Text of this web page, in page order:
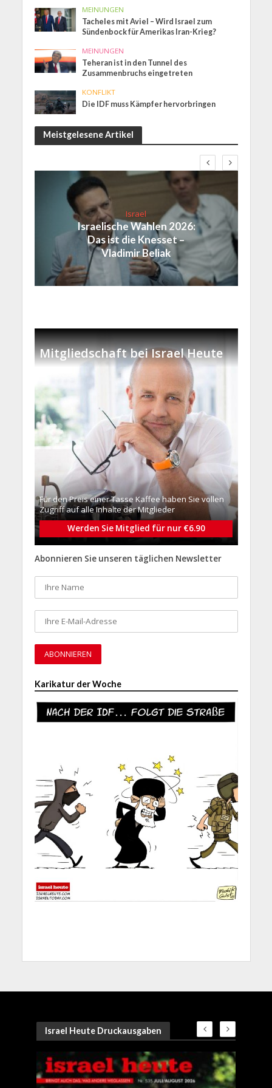
MEINUNGEN
Tacheles mit Aviel – Wird Israel zum
Sündenbock für Amerikas Iran-Krieg?
MEINUNGEN
Teheran ist in den Tunnel des
Zusammenbruchs eingetreten
KONFLIKT
Die IDF muss Kämpfer hervorbringen
Meistgelesene Artikel
Israel
Israelische Wahlen 2026:
Das ist die Knesset –
Vladimir Beliak
Mitgliedschaft bei Israel Heute
Für den Preis einer Tasse Kaffee haben Sie vollen
Zugriff auf alle Inhalte der Mitglieder
Werden Sie Mitglied für nur €6.90
Abonnieren Sie unseren täglichen Newsletter
Karikatur der Woche
Israel Heute Druckausgaben